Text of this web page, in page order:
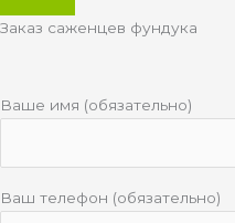
Заказ саженцев фундука
Ваше имя (обязательно)
Ваш телефон (обязательно)